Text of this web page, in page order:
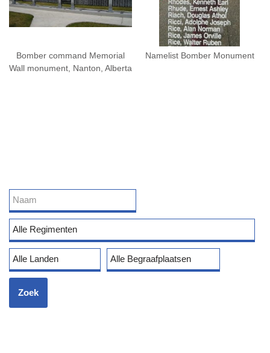
Bomber command Memorial
Wall monument, Nanton, Alberta
Namelist Bomber Monument